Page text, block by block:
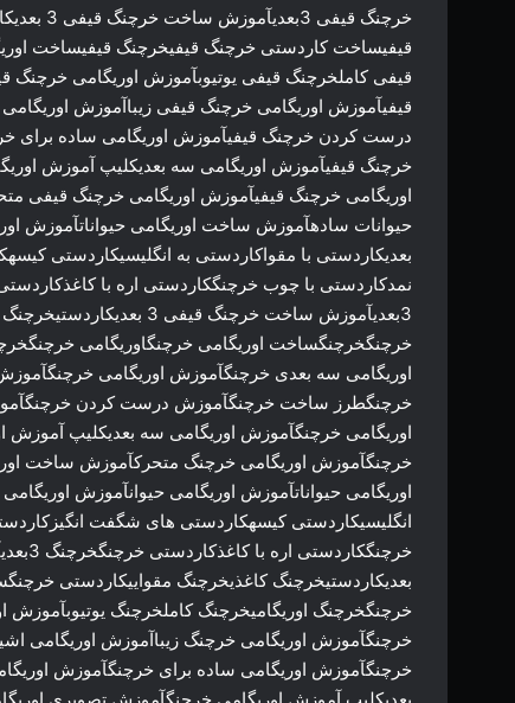
خرچنگ
قیفیساخت کاردستی خرچنگ قیفیخرچنگ قیفیساخت
قیفی کاملخرچنگ قیفی یوتیوبآموزش اوریگامی
قیفیآموزش اوریگامی خرچنگ قیفی زیباآموزش
درست کردن خرچنگ قیفیآموزش اوریگامی ساده برای
خرچنگ قیفیآموزش اوریگامی سه بعدیکلیپ آموزش
اوریگامی خرچنگ قیفیآموزش اوریگامی خرچنگ قیفی
حیوانات سادهآموزش ساخت اوریگامی حیواناتآموزش
بعدیکاردستی با مقواکاردستی به انگلیسیکاردستی
3بعدیآموزش ساخت خرچنگ
خرچنگخرچنگساخت اوریگامی خرچنگاوریگامی
اوریگامی سه بعدی خرچنگآموزش اوریگامی
خرچنگطرز ساخت خرچنگآموزش درست کردن
اوریگامی خرچنگآموزش اوریگامی سه بعدیکلیپ
خرچنگآموزش اوریگامی خرچنگ متحرکآموزش ساخت
اوریگامی حیواناتآموزش اوریگامی حیوانآموزش
انگلیسیکاردستی کیسهکاردستی های شگفت
بعدیکاردستیخرچنگ کاغذیخرچنگ مقواییکاردستی
خرچنگخرچنگ اوریگامیخرچنگ کاملخرچنگ
خرچنگآموزش اوریگامی خرچنگ زیباآموزش
خرچنگآموزش اوریگامی ساده برای خرچنگآموزش